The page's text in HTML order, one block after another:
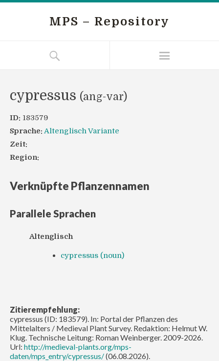
MPS – Repository
cypressus (ang-var)
ID: 183579
Sprache: Altenglisch Variante
Zeit:
Region:
Verknüpfte Pflanzennamen
Parallele Sprachen
Altenglisch
cypressus (noun)
Zitierempfehlung:
cypressus (ID: 183579). In: Portal der Pflanzen des
Mittelalters / Medieval Plant Survey. Redaktion: Helmut W.
Klug. Technische Leitung: Roman Weinberger. 2009-2026.
Url: http://medieval-plants.org/mps-
daten/mps_entry/cypressus/(06.08.2026).